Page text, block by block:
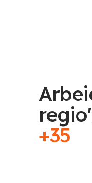
+35